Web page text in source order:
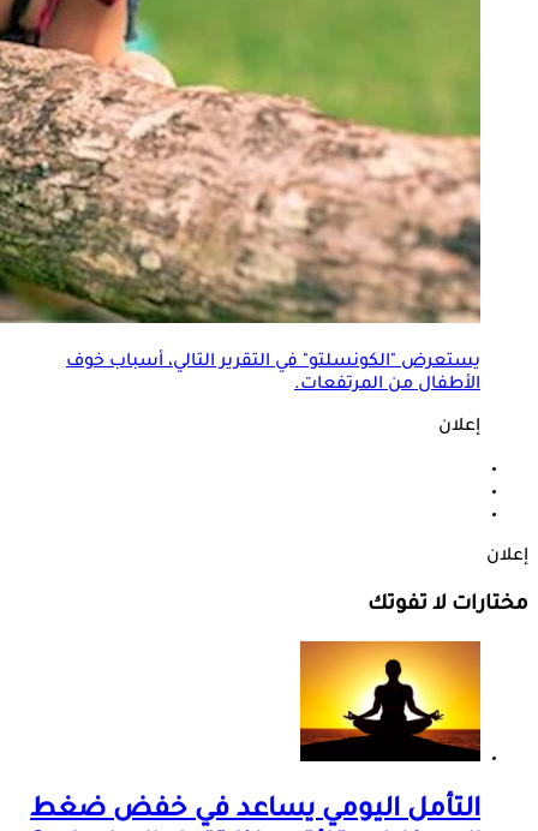
يستعرض "الكونسلتو" في التقرير التالي، أسباب خوف
الأطفال من المرتفعات.
إعلان
إعلان
مختارات لا تفوتك
التأمل اليومي يساعد في خفض ضغط